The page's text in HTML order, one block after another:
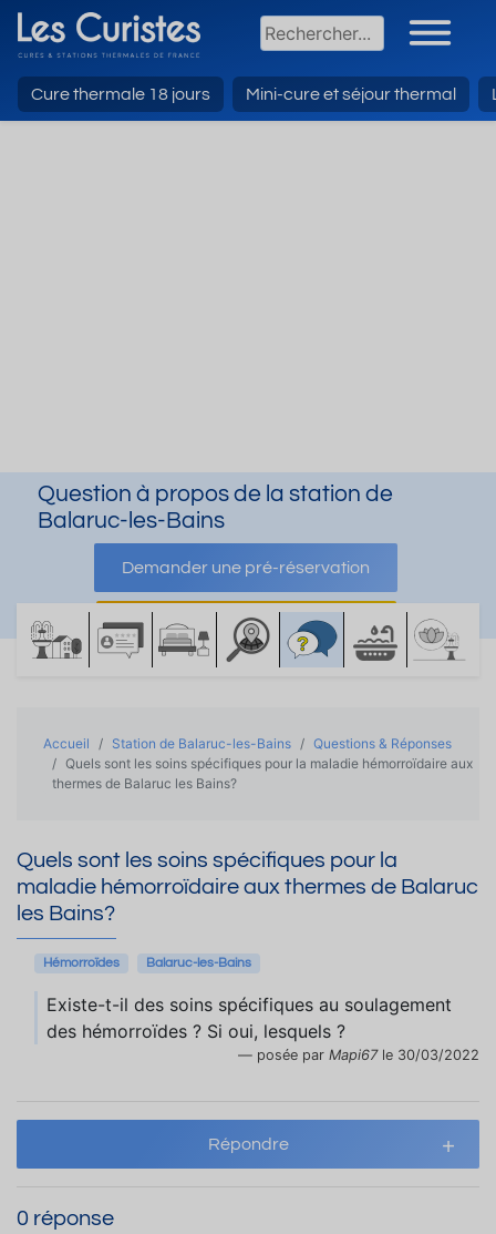
Cure thermale 18 jours Mini-cure et séjour thermal
Question à propos de la station de
Balaruc-les-Bains
Demander une pré-réservation
Demander une documentation
Accueil Station de Balaruc-les-Bains
Questions & Réponses
Quels sont les soins spécifiques pour la maladie hémorroïdaire aux
thermes de Balaruc les Bains?
Quels sont les soins spécifiques pour la
maladie hémorroïdaire aux thermes de Balaruc
les Bains?
Hémorroïdes Balaruc-les-Bains
Existe-t-il des soins spécifiques au soulagement
des hémorroïdes ? Si oui, lesquels ?
posée par Mapi67le 30/03/2022
Répondre
0 réponse